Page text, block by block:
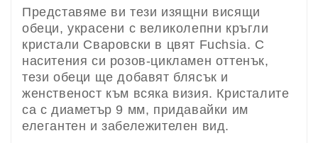
Представяме ви тези изящни висящи
обеци, украсени с великолепни кръгли
кристали Сваровски в цвят Fuchsia. С
наситения си розов-цикламен оттенък,
тези обеци ще добавят блясък и
женственост към всяка визия. Кристалите
са с диаметър 9 мм, придавайки им
елегантен и забележителен вид.